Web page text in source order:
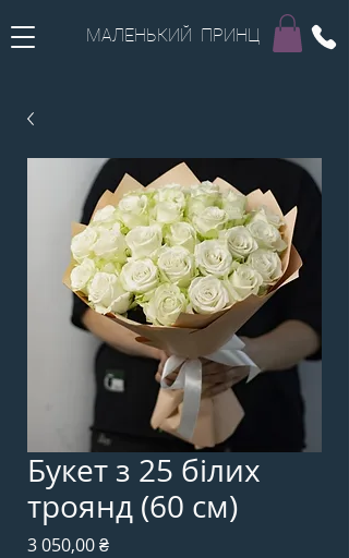
МАЛЕНЬКИЙ ПРИНЦ
Букет з 25 білих
троянд (60 см)
3 050,00 ₴Ціна